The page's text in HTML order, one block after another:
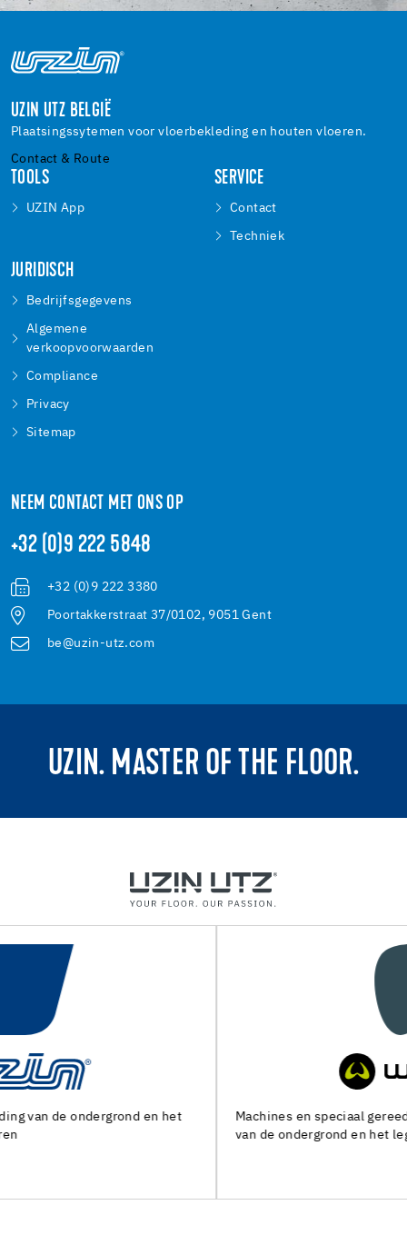
UZIN UTZ BELGIË
Plaatsingssytemen voor vloerbekleding en houten vloeren.
Contact & Route
TOOLS
UZIN App
SERVICE
Contact
Techniek
JURIDISCH
Bedrijfsgegevens
Algemene
verkoopvoorwaarden
Compliance
Privacy
Sitemap
NEEM CONTACT MET ONS OP
+32 (0)9 222 5848
+32 (0)9 222 3380
Poortakkerstraat 37/0102, 9051 Gent
be@uzin-utz.com
UZIN. MASTER OF THE FLOOR.
Machines en speciaal gereedschap voor de voorbereiding
van de ondergrond en het leggen van alle soorten bedekking